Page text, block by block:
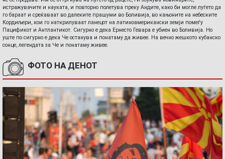
истражувачите и науката, и повторно полетува преку Андите, како би могле луѓето да
го бараат и среќаваат во далеките прашуми во Боливија, во кањоните на небеските
Кордиљери, кои го наткрилуваат ланецот на латиноамерикански земји помеѓу
Пацификот и Антлантикот. Сигурно е дека Ернесто Гевара е убиен во Боливија. Но
уште по сигурно е дека Че останува и понатаму да живее. На вечно жешкото кубанско
сонце, легендата за Че и понатаму живее.
ФОТО НА ДЕНОТ